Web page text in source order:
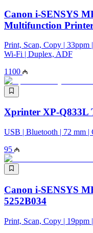
Canon i-SENSYS
Multifunction
Print, Scan, Copy |
Wi-Fi | Duplex, ADF
1100
Xprinter XP-Q833L
USB | Bluetooth | 72 mm |
95
Canon i-SENSYS
5252B034
Print, Scan, Copy |